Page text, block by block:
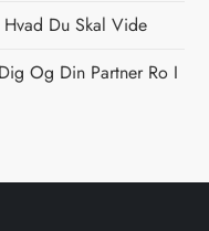
Du Skal Vide
Og Din Partner Ro I